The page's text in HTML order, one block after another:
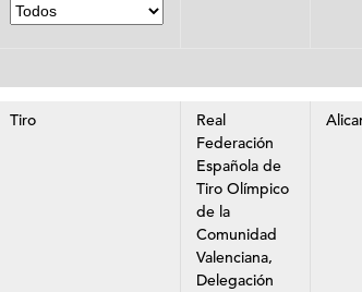
Filtrar
por
Tiro
Real
Federación
Española de
Tiro Olímpico
de la
Comunidad
Valenciana,
Delegación